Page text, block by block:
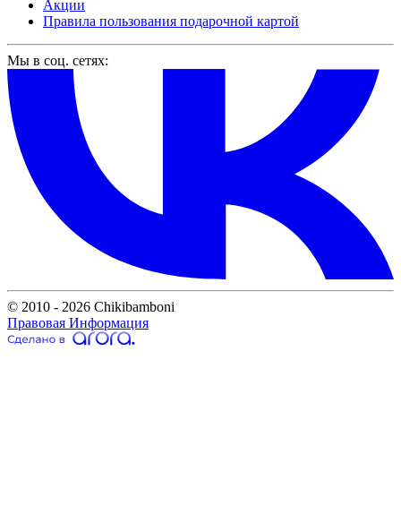
Акции
Правила пользования подарочной картой
Мы в соц. сетях:
© 2010 - 2026 Chikibamboni
Правовая Информация